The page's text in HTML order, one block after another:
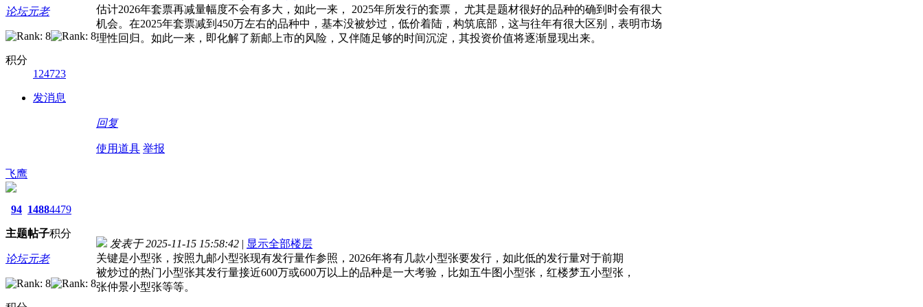
论坛元老
积分
124723
发消息
估计2026年套票再减量幅度不会有多大，如此一来， 2025年所发行的套票， 尤其是题材很好的品种的确到时会有很大
机会。在2025年套票减到450万左右的品种中，基本没被炒过，低价着陆，构筑底部，这与往年有很大区别，表明市场
理性回归。如此一来，即化解了新邮上市的风险，又伴随足够的时间沉淀，其投资价值将逐渐显现出来。
回复
使用道具 举报
飞鹰
94
主题
1488
帖子
4479
积分
论坛元老
发表于 2025-11-15 15:58:42 | 显示全部楼层
关键是小型张，按照九邮小型张现有发行量作参照，2026年将有几款小型张要发行，如此低的发行量对于前期
被炒过的热门小型张其发行量接近600万或600万以上的品种是一大考验，比如五牛图小型张，红楼梦五小型张，
张仲景小型张等等。